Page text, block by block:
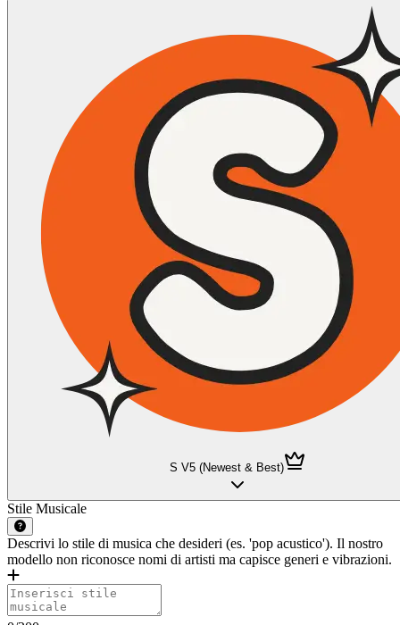
S V5 (Newest & Best)
Stile Musicale
Descrivi lo stile di musica che desideri (es. 'pop acustico'). Il nostro
modello non riconosce nomi di artisti ma capisce generi e vibrazioni.